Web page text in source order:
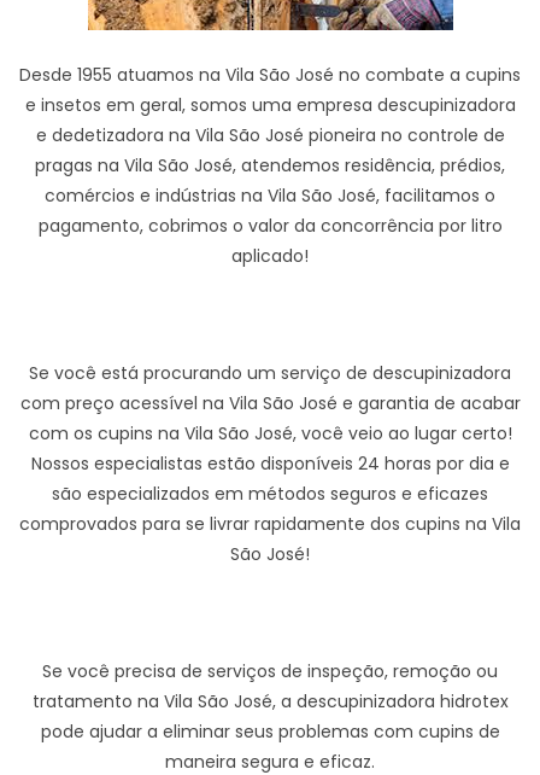
Desde 1955 atuamos na Vila São José no combate a cupins
e insetos em geral, somos uma empresa descupinizadora
e dedetizadora na Vila São José pioneira no controle de
pragas na Vila São José, atendemos residência, prédios,
comércios e indústrias na Vila São José, facilitamos o
pagamento, cobrimos o valor da concorrência por litro
aplicado!
Se você está procurando um serviço de descupinizadora
com preço acessível na Vila São José e garantia de acabar
com os cupins na Vila São José, você veio ao lugar certo!
Nossos especialistas estão disponíveis 24 horas por dia e
são especializados em métodos seguros e eficazes
comprovados para se livrar rapidamente dos cupins na Vila
São José!
Se você precisa de serviços de inspeção, remoção ou
tratamento na Vila São José, a descupinizadora hidrotex
pode ajudar a eliminar seus problemas com cupins de
maneira segura e eficaz.